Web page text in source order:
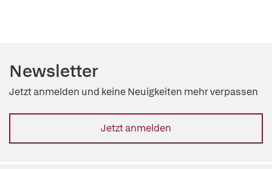
Newsletter
Jetzt anmelden und keine Neuigkeiten mehr verpassen
Jetzt anmelden